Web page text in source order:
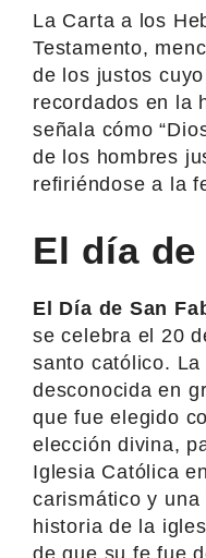
La Carta a los
Testamento,
de los justos
recordados en la
señala cómo
de los hombres
refiriéndose a la
El día de
El Día de San
se celebra el 20
santo católico.
desconocida en
que fue elegido
elección divina,
Iglesia Católica
carismático y
historia de la
de que su fe fue